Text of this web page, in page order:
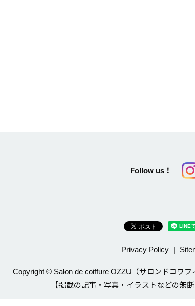
Follow us！
Privacy Policy
Copyright © Salon de coiffure OZZU（サロンドコワ
【掲載の記事・写真・イラストなどの無